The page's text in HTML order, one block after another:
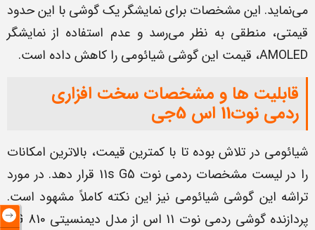
می‌نماید. این مشخصات برای نمایشگر یک گوشی با این حدود
قیمتی، منطقی به نظر می‌رسد و عدم استفاده از نمایشگر
AMOLED، قیمت این گوشی شیائومی را کاهش داده است.
قابلیت ها و مشخصات سخت افزاری
ردمی نوت11 اس 5جی
شیائومی در تلاش بوده تا با کمترین قیمت، بالاترین امکانات
را در لیست مشخصات ردمی نوت 11s G5 قرار دهد. در مورد
تراشه این گوشی شیائومی نیز این نکته کاملاً مشهود است.
پردازنده گوشی ردمی نوت 11 اس از مدل دیمنسیتی 810 5G